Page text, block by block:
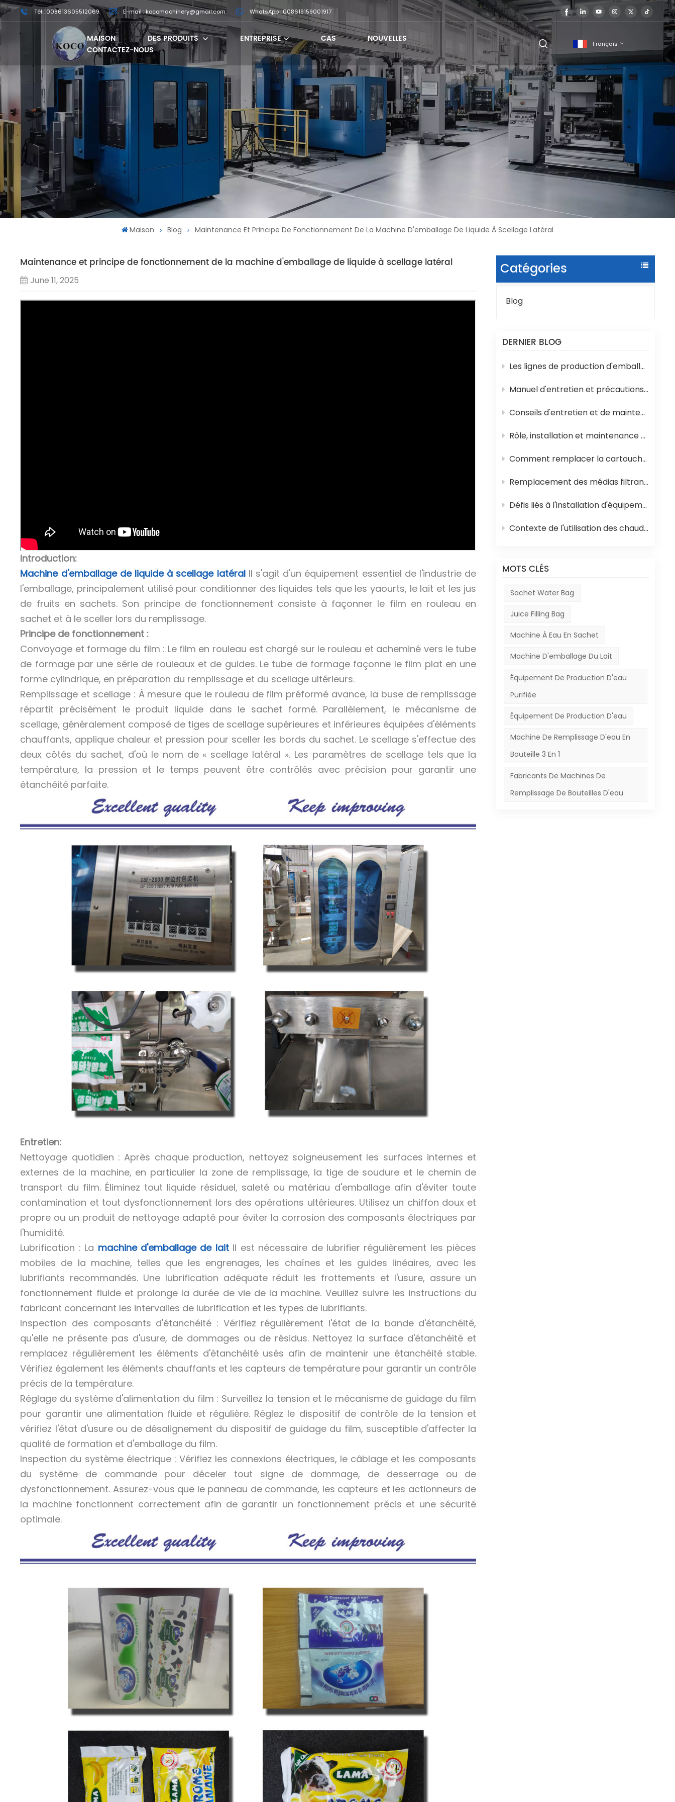
Tél : 008613605512069 E-mail : kocomachinery@gmail.com WhatsApp : 008619159001917
MAISON DES PRODUITS ENTREPRISE CAS
NOUVELLES
CONTACTEZ-NOUS
Français
English
français
Maison Blog Maintenance Et Principe De Fonctionnement De La Machine D'emballage De Liquide À Scellage Latéral
Catégories
Blog
DERNIER BLOG
Les lignes de production d'emballages liquides en sachets sont sujettes à divers problèmes techniques en cours de fonctionnement.
Manuel d'entretien et précautions d'emploi de la machine de remplissage d'eau en bouteille 3 en 1
Conseils d'entretien et de maintenance pour les machines de remplissage de yaourts et de lait en pots
Rôle, installation et maintenance des équipements de stérilisation UHT pour jus
Comment remplacer la cartouche filtrante en polypropylène et la membrane d'osmose inverse d'un système d'osmose inverse
Remplacement des médias filtrants dans les équipements de traitement de l'eau
Défis liés à l'installation d'équipements en Afrique
Contexte de l'utilisation des chaudières à mazout en Afrique et de leur rôle dans la production de boissons
MOTS CLÉS
Sachet Water Bag
Juice Filling Bag
Machine À Eau En Sachet
Machine D'emballage Du Lait
Équipement De Production D'eau
Purifiée
Équipement De Production D'eau
Machine De Remplissage D'eau En
Bouteille 3 En 1
Fabricants De Machines De
Remplissage De Bouteilles D'eau
Maintenance et principe de fonctionnement de la machine d'emballage de liquide à scellage latéral
June 11, 2025
Introduction:
Machine d'emballage de liquide à scellage latéral Il s'agit d'un équipement essentiel de l'industrie de
l'emballage, principalement utilisé pour conditionner des liquides tels que les yaourts, le lait et les jus
de fruits en sachets. Son principe de fonctionnement consiste à façonner le film en rouleau en
sachet et à le sceller lors du remplissage.
Principe de fonctionnement :
Convoyage et formage du film : Le film en rouleau est chargé sur le rouleau et acheminé vers le tube
de formage par une série de rouleaux et de guides. Le tube de formage façonne le film plat en une
forme cylindrique, en préparation du remplissage et du scellage ultérieurs.
Remplissage et scellage : À mesure que le rouleau de film préformé avance, la buse de remplissage
répartit précisément le produit liquide dans le sachet formé. Parallèlement, le mécanisme de
scellage, généralement composé de tiges de scellage supérieures et inférieures équipées d'éléments
chauffants, applique chaleur et pression pour sceller les bords du sachet. Le scellage s'effectue des
deux côtés du sachet, d'où le nom de « scellage latéral ». Les paramètres de scellage tels que la
température, la pression et le temps peuvent être contrôlés avec précision pour garantir une
étanchéité parfaite.
Entretien:
Nettoyage quotidien : Après chaque production, nettoyez soigneusement les surfaces internes et
externes de la machine, en particulier la zone de remplissage, la tige de soudure et le chemin de
transport du film. Éliminez tout liquide résiduel, saleté ou matériau d'emballage afin d'éviter toute
contamination et tout dysfonctionnement lors des opérations ultérieures. Utilisez un chiffon doux et
propre ou un produit de nettoyage adapté pour éviter la corrosion des composants électriques par
l'humidité.
Lubrification : La machine d'emballage de laitIl est nécessaire de lubrifier régulièrement les pièces
mobiles de la machine, telles que les engrenages, les chaînes et les guides linéaires, avec les
lubrifiants recommandés. Une lubrification adéquate réduit les frottements et l'usure, assure un
fonctionnement fluide et prolonge la durée de vie de la machine. Veuillez suivre les instructions du
fabricant concernant les intervalles de lubrification et les types de lubrifiants.
Inspection des composants d'étanchéité : Vérifiez régulièrement l'état de la bande d'étanchéité,
qu'elle ne présente pas d'usure, de dommages ou de résidus. Nettoyez la surface d'étanchéité et
remplacez régulièrement les éléments d'étanchéité usés afin de maintenir une étanchéité stable.
Vérifiez également les éléments chauffants et les capteurs de température pour garantir un contrôle
précis de la température.
Réglage du système d'alimentation du film : Surveillez la tension et le mécanisme de guidage du film
pour garantir une alimentation fluide et régulière. Réglez le dispositif de contrôle de la tension et
vérifiez l'état d'usure ou de désalignement du dispositif de guidage du film, susceptible d'affecter la
qualité de formation et d'emballage du film.
Inspection du système électrique : Vérifiez les connexions électriques, le câblage et les composants
du système de commande pour déceler tout signe de dommage, de desserrage ou de
dysfonctionnement. Assurez-vous que le panneau de commande, les capteurs et les actionneurs de
la machine fonctionnent correctement afin de garantir un fonctionnement précis et une sécurité
optimale.